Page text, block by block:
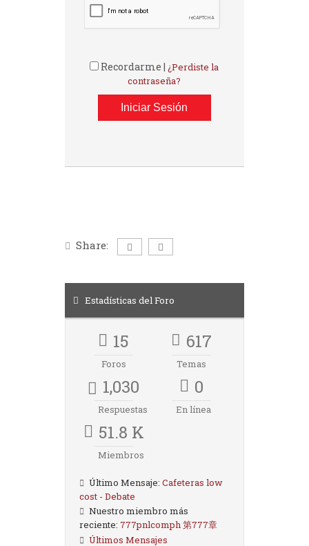
Recordarme | ¿Perdiste la
contraseña?
Share:
Estadísticas del Foro
15
Foros
617
Temas
1,030
Respuestas
0
En línea
51.8 K
Miembros
Último Mensaje: Cafeteras low
cost - Debate
Nuestro miembro más
reciente: 777pnlcomph 第777章
Últimos Mensajes